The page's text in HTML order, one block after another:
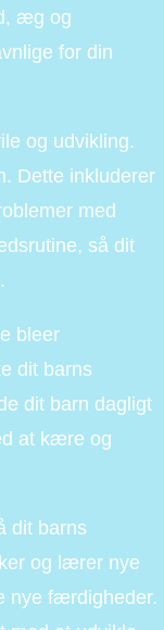
æg og
for din
og udvikling.
Dette inkluderer
med
så dit
bleer
dit barns
dit barn dagligt
at kære og
dit barns
og lærer nye
nye færdigheder.